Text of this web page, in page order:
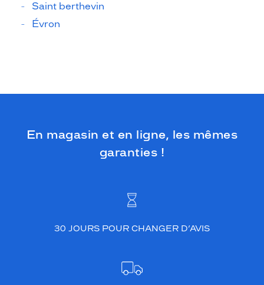
Saint berthevin
Évron
En magasin et en ligne, les mêmes
garanties !
30 JOURS POUR CHANGER D’AVIS